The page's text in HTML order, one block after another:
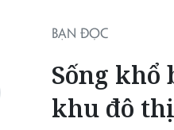
BẠN ĐỌC
Sống
khu đô